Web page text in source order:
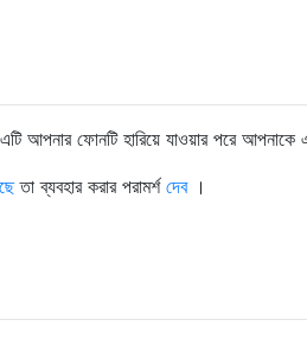
আপনার ফোনটি হারিয়ে যাওয়ার পরে আপনাকে
তা ব্যবহার করার পরামর্শ দেব।